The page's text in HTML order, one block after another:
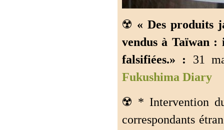
☢️ « Des produits
vendus à Taïwan
falsifiées.» : 31
Fukushima Diary
☢️ * Intervention
correspondants